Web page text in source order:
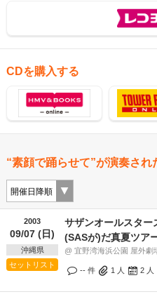
CDを購入する
“素顔で踊らせて”が演奏され
2003
09/07 (日)
沖縄県
セットリスト
サザンオールスタ
(SASが)だ真夏ツア
ニバル出るバニーか
@ 宜野湾海浜公園 屋外劇
-- 件 1 人 2 人